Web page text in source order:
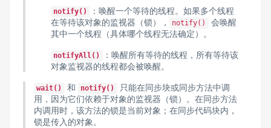
notify()
：唤醒一个等待的线程。如果多个线程
在等待该对象的监视器（锁），
notify()
会唤醒
其中一个线程（具体哪个线程无法确定）。
notifyAll()
：唤醒所有等待的线程，所有等待该
对象监视器的线程都会被唤醒。
wait() 和 notify()
只能在同步块或同步方法中调
用，因为它们依赖于对象的监视器（锁）。在同步方法
内调用时，该方法的锁是当前对象；在同步代码块内，
锁是传入的对象。